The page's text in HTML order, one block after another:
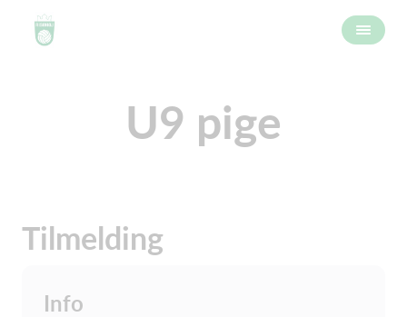
U9 pige
Tilmelding
Info